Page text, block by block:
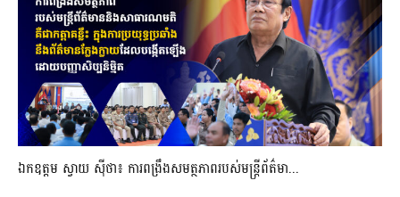
ឯកឧត្តម ស្វាយ ស៊ីថា៖ ការពង្រឹងសមត្ថភាពរបស់មន្ត្រីព័ត៌មា...